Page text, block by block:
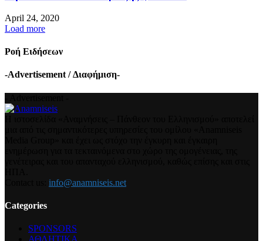
April 24, 2020
Load more
Ροή Ειδήσεων
-Advertisement / Διαφήμιση-
info@anamniseis.net
Categories
SPONSORS
ΑΘΛΗΤΙΚΑ